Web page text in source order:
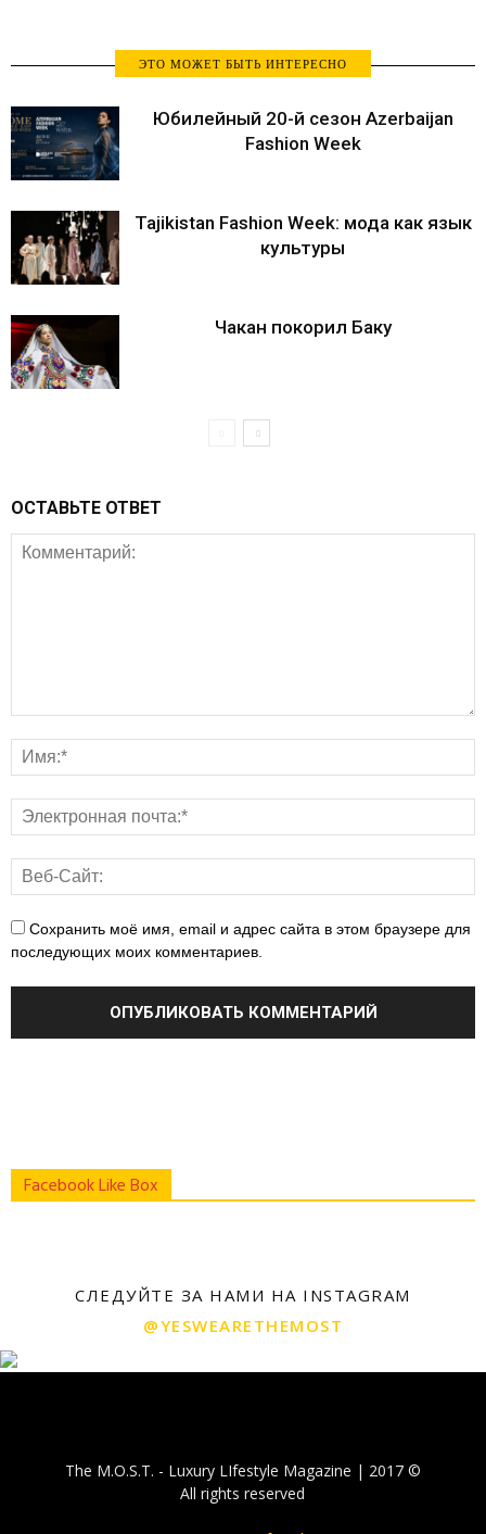
ЭТО МОЖЕТ БЫТЬ ИНТЕРЕСНО
Юбилейный 20-й сезон Azerbaijan
Fashion Week
Tajikistan Fashion Week: мода как язык
культуры
Чакан покорил Баку
ОСТАВЬТЕ ОТВЕТ
Сохранить моё имя, email и адрес сайта в этом браузере для
последующих моих комментариев.
Facebook Like Box
СЛЕДУЙТЕ ЗА НАМИ НА INSTAGRAM
@YESWEARETHEMOST
The M.O.S.T. - Luxury LIfestyle Magazine | 2017 ©
All rights reserved